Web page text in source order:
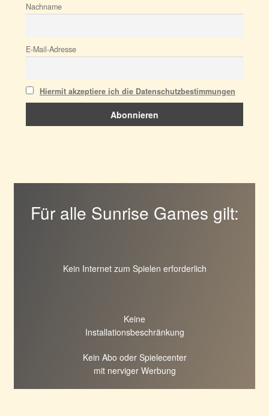
Nachname
E-Mail-Adresse
Hiermit akzeptiere ich die Datenschutzbestimmungen
Für alle Sunrise Games gilt:
Kein Internet zum Spielen erforderlich
Keine
Installationsbeschränkung
Kein Abo oder Spielecenter
mit nerviger Werbung